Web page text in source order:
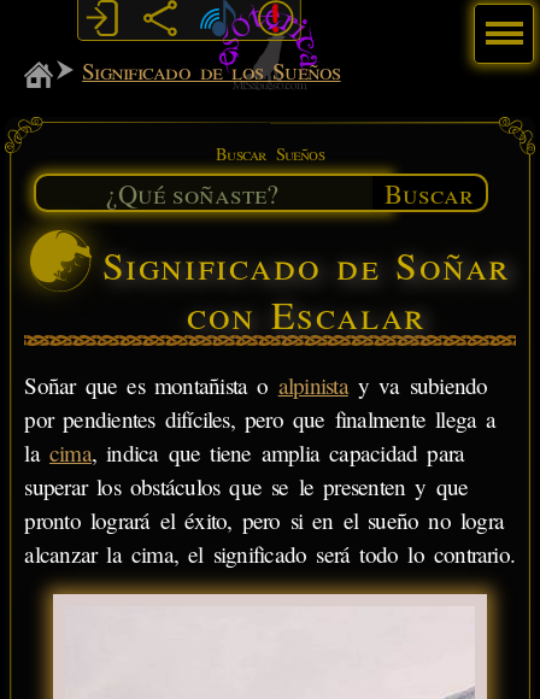
MiSabueso
Significado de los Sueños
Buscar Sueños
Buscar
Significado de Soñar
con Escalar
Soñar que es montañista o alpinistay va subiendo
por pendientes difíciles, pero que finalmente llega a
la cima, indica que tiene amplia capacidad para
superar los obstáculos que se le presenten y que
pronto logrará el éxito, pero si en el sueño no logra
alcanzar la cima, el significado será todo lo contrario.
Menú